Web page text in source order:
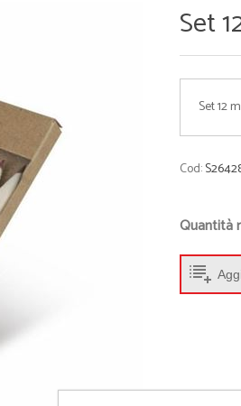
• Zaini e Sacche
• Tappetini Cambio
Set
Set 12
Cod:
Quantità